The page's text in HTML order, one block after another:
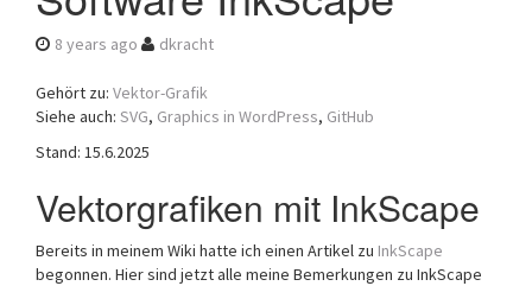
8 years ago dkracht
Gehört zu: Vektor-Grafik
Siehe auch: SVG, Graphics in WordPress, GitHub
Stand: 15.6.2025
Vektorgrafiken mit InkScape
Bereits in meinem Wiki hatte ich einen Artikel zu InkScape
begonnen. Hier sind jetzt alle meine Bemerkungen zu InkScape